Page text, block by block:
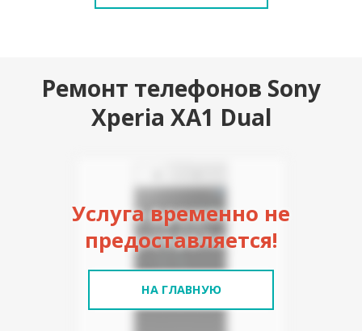
Ремонт телефонов Sony
Xperia XA1 Dual
Услуга временно не
предоставляется!
НА ГЛАВНУЮ